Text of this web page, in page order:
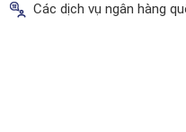
Các dịch vụ ngân hàng